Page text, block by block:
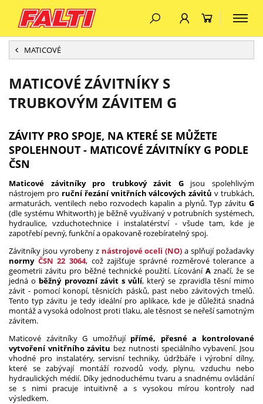
MATICOVÉ
MATICOVÉ ZÁVITNÍKY S
TRUBKOVÝM ZÁVITEM G
ZÁVITY PRO SPOJE, NA KTERÉ SE MŮŽETE
SPOLEHNOUT - MATICOVÉ ZÁVITNÍKY G PODLE
ČSN
Maticové závitníky pro trubkový závit Gjsou spolehlivým
nástrojem pro ruční řezání vnitřních válcových závitů v trubkách,
armaturách, ventilech nebo rozvodech kapalin a plynů. Typ závitu G
(dle systému Whitworth) je běžně využívaný v potrubních systémech,
hydraulice, vzduchotechnice i instalatérství - všude tam, kde je
zapotřebí pevný, funkční a opakovaně rozebíratelný spoj.
Závitníky jsou vyrobeny z nástrojové oceli (NO) a splňují požadavky
normy ČSN 22 3064, což zajišťuje správné rozměrové tolerance a
geometrii závitu pro běžné technické použití. Lícování A značí, že se
jedná o běžný provozní závit s vůlí, který se zpravidla těsní mimo
závit - pomocí konopí, těsnicích pásků, past nebo závitových tmelů.
Tento typ závitu je tedy ideální pro aplikace, kde je důležitá snadná
montáž a vysoká odolnost proti tlaku, ale těsnost se neřeší samotným
závitem.
Maticové závitníky G umožňují přímé, přesné a kontrolované
vytvoření vnitřního závitu bez nutnosti speciálního vybavení. Jsou
vhodné pro instalatéry, servisní techniky, údržbáře i výrobní dílny,
které se zabývají montáží rozvodů vody, plynu, vzduchu nebo
hydraulických médií. Díky jednoduchému tvaru a snadnému ovládání
se s nimi pracuje intuitivně a s vysokou mírou kontroly nad
výsledkem.